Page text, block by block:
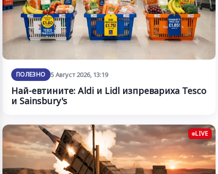
ПОЛЕЗНО 5 Август 2026, 13:19
Най-евтините: Aldi и Lidl изпревариха Tesco
и Sainsbury's
LIVE